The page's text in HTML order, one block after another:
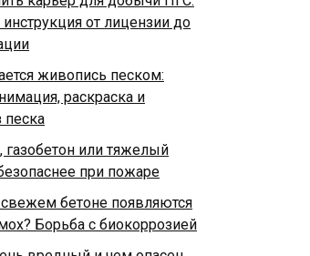
от лицензии до
живопись песком:
раскраска и
песка
газобетон или тяжелый
при пожаре
бетоне появляются
Борьба с биокоррозией